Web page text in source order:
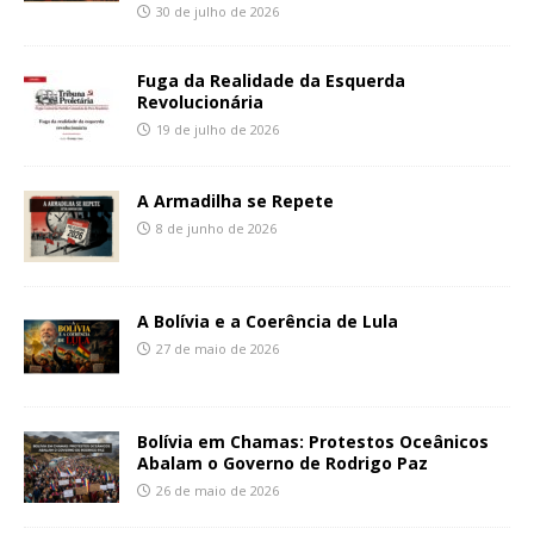
30 de julho de 2026
Fuga da Realidade da Esquerda
Revolucionária
19 de julho de 2026
A Armadilha se Repete
8 de junho de 2026
A Bolívia e a Coerência de Lula
27 de maio de 2026
Bolívia em Chamas: Protestos Oceânicos
Abalam o Governo de Rodrigo Paz
26 de maio de 2026